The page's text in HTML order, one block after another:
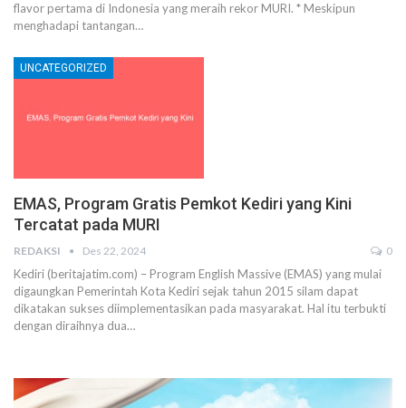
flavor pertama di Indonesia yang meraih rekor MURI. * Meskipun
menghadapi tantangan…
UNCATEGORIZED
EMAS, Program Gratis Pemkot Kediri yang Kini
Tercatat pada MURI
REDAKSI Des 22, 2024 0
Kediri (beritajatim.com) – Program English Massive (EMAS) yang mulai
digaungkan Pemerintah Kota Kediri sejak tahun 2015 silam dapat
dikatakan sukses diimplementasikan pada masyarakat. Hal itu terbukti
dengan diraihnya dua…